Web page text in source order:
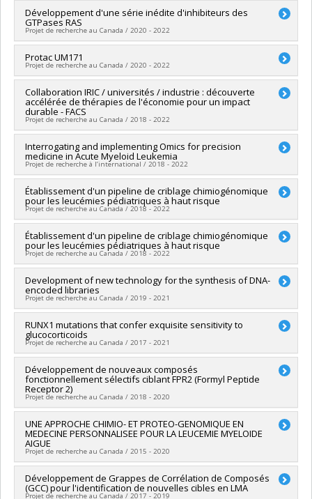
Lead researcher :Marc Therrien
Co-researchers :
Anne Marinier,Matthew James Smith
Développement d'une série inédite d'inhibiteurs des
GTPases RAS
Projet de recherche au Canada / 2020 - 2022
Lead researcher :
Co-researchers : Anne Marinier,Matthew James Smith
Protac UM171
Projet de recherche au Canada / 2020 - 2022
Lead researcher :Anne Marinier
Funding sources:Ministère Économie et Innovation
Grant programs:PVXXXXXX-Soutien aux organismes de
recherche et innovation (PSO) - Volet 2: Soutien aux projets
Collaboration IRIC / universités / industrie : découverte
accélérée de thérapies de l'économie pour un impact
durable - FACS
Projet de recherche au Canada / 2018 - 2022
Lead researcher : Anne Marinier
Funding sources:Ministère Économie et Innovation , Ministère
Économie et Innovation , Ministère Économie et Innovation
Grant programs:
collaborations en santé , PVXXXXXX-Fonds d'accélération des
collaborations en santé , PVXXXXXX-Fonds d'accélération des
collaborations en santé
Interrogating and implementing Omics for precision
medicine in Acute Myeloid Leukemia
Projet de recherche à l’international / 2018 - 2022
Lead researcher :Josée Hébert ,Guy Sauvageau
Co-researchers :Sébastien Lemieux,Anne Marinier
P. Roux
Funding sources:
Grant programs:,
Établissement d'un pipeline de criblage chimiogénomique
pour les leucémies pédiatriques à haut risque
Projet de recherche au Canada / 2018 - 2022
Lead researcher :Brian Wilhelm
Co-researchers :Guy Sauvageau,Sébastien Lemieux
Marinier
Funding sources:IRICoR
Grant programs:PV143493-(RCE) Réseaux de centres
d'excellence
Établissement d'un pipeline de criblage chimiogénomique
pour les leucémies pédiatriques à haut risque
Projet de recherche au Canada / 2018 - 2022
Lead researcher :Brian Wilhelm
Co-researchers : Guy Sauvageau,
Marinier
Funding sources:FRQS/Fonds de recherche du Québec -
Santé (FRSQ)
Grant programs:PVXXXXXX-Oncopole EMC2 (Équipes
multidisciplinaires contre le cancer)
Development of new technology for the synthesis of DNA-
encoded libraries
Projet de recherche au Canada / 2019 - 2021
Funding sources:IRICoR
Grant programs:
RUNX1 mutations that confer exquisite sensitivity to
glucocorticoids
Projet de recherche au Canada / 2017 - 2021
Lead researcher :Guy Sauvageau
Co-researchers :Anne Marinier
Funding sources: LLS/Leukemia and Lymphoma Society (The)
Grant programs:
Développement de nouveaux composés
fonctionnellement sélectifs ciblant FPR2 (Formyl Peptide
Receptor 2)
Projet de recherche au Canada / 2018 - 2020
Lead researcher :Anne Marinier
Co-researchers : Michel Bouvier
Funding sources: Ministère Économie et Innovation
Grant programs:PVXXXXXX-Soutien aux organismes de
recherche et innovation (PSO) - Volet 2: Soutien aux projets
UNE APPROCHE CHIMIO- ET PROTEO-GENOMIQUE EN
MEDECINE PERSONNALISEE POUR LA LEUCEMIE MYELOIDE
AIGUE
Projet de recherche au Canada / 2015 - 2020
Lead researcher :Guy Sauvageau
Co-researchers : Claude Perreault,Stephen Hanessian
Développement de Grappes de Corrélation de Composés
(GCC) pour l'identification de nouvelles cibles en LMA
Projet de recherche au Canada / 2017 - 2019